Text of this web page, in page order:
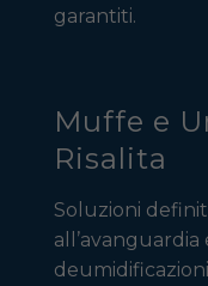
garantiti.
Muffe e
Risalita
Soluzioni